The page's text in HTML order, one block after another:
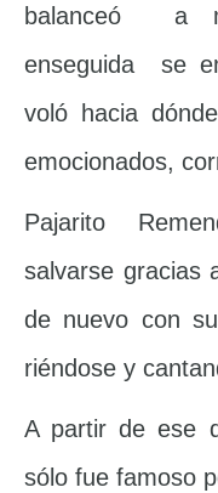
balanceó a
enseguida se
voló hacia
emocionados,
Pajarito
salvarse gracias
de nuevo con
riéndose y
A partir de ese
sólo fue famoso